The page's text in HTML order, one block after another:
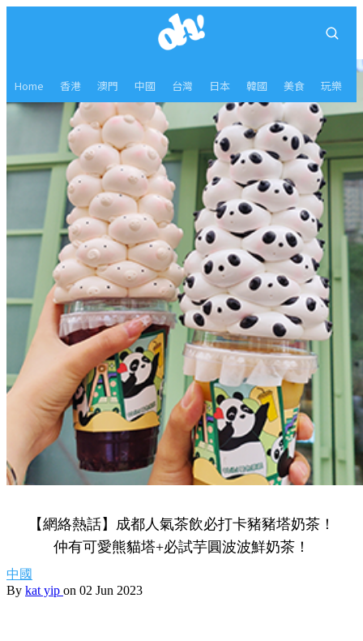
Home 香港 澳門 中國 台灣 日本 韓國 美食 玩樂
【網絡熱話】成都人氣茶飲必打卡豬豬塔奶茶！
仲有可愛熊貓塔+必試芋圓波波鮮奶茶！
中國
By kat yip on 02 Jun 2023